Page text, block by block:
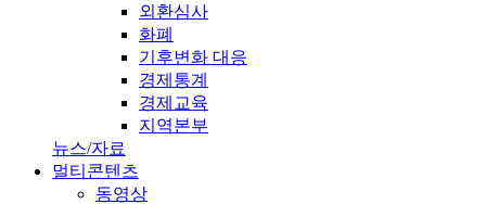
외환심사
화폐
기후변화 대응
경제통계
경제교육
지역본부
뉴스/자료
멀티콘텐츠
동영상